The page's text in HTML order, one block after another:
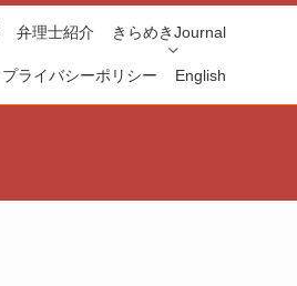
弁理士紹介 きらめきJournal
プライバシーポリシー English